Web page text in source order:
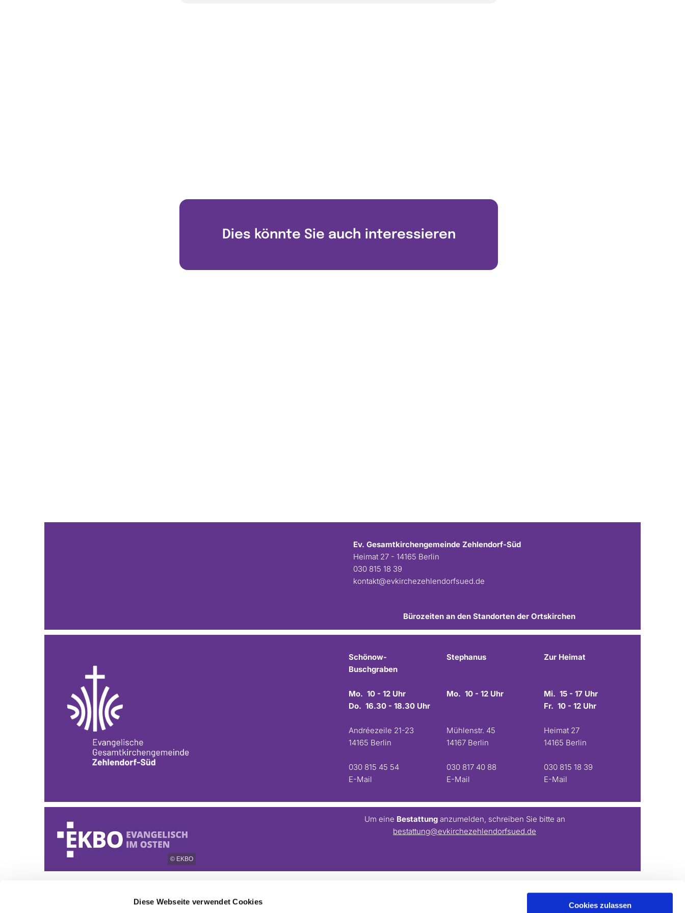
Diese Webseite verwendet Cookies Cookies zulassen
Dies könnte Sie auch interessieren
Ev. Gesamtkirchengemeinde Zehlendorf-Süd
Heimat 27 - 14165 Berlin
030 815 18 39
kontakt@evkirchezehlendorfsued.de
Bürozeiten an den Standorten der Ortskirchen
Schönow-
Buschgraben
Mo. 10 - 12 Uhr
Do. 16.30 - 18.30 Uhr
Andréezeile 21-23
14165 Berlin
030 815 45 54
E-Mail
Stephanus
Mo. 10 - 12 Uhr
Mühlenstr. 45
14167 Berlin
030 817 40 88
E-Mail
Zur Heimat
Mi. 15 - 17 Uhr
Fr. 10 - 12 Uhr
Heimat 27
14165 Berlin
030 815 18 39
E-Mail
© EKBO
Um eine Bestattunganzumelden, schreiben Sie bitte an
bestattung@evkirchezehlendorfsued.de